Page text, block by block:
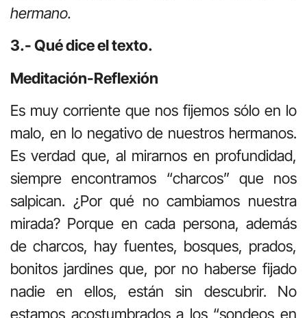
hermano.
3.- Qué dice el texto.
Meditación-Reflexión
Es muy corriente que nos fijemos sólo en lo
malo, en lo negativo de nuestros hermanos.
Es verdad que, al mirarnos en profundidad,
siempre encontramos “charcos” que nos
salpican. ¿Por qué no cambiamos nuestra
mirada? Porque en cada persona, además
de charcos, hay fuentes, bosques, prados,
bonitos jardines que, por no haberse fijado
nadie en ellos, están sin descubrir. No
estamos acostumbrados a los “sondeos en